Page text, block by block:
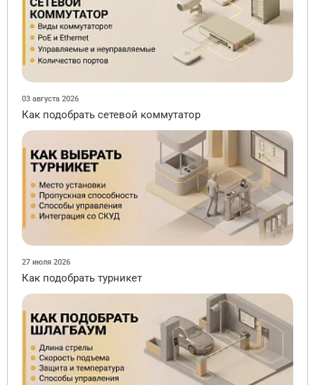
03 августа 2026
Как подобрать сетевой коммутатор
27 июля 2026
Как подобрать турникет